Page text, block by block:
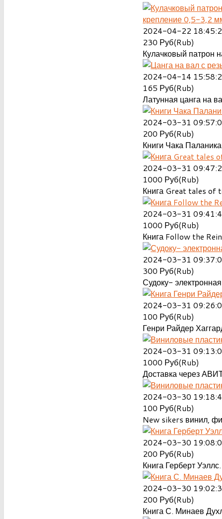
крепление 0,5-3,2
2024-04-22
230 Руб(Rub)
Кулачковый патрон
2024-04-14
165 Руб(Rub)
Латунная цанга на
2024-03-31
200 Руб(Rub)
Книги Чака
2024-03-31
1000 Руб(Rub)
Книга Great tales of
2024-03-31
1000 Руб(Rub)
Книга Follow the
2024-03-31
300 Руб(Rub)
Судоку-
2024-03-31
100 Руб(Rub)
Генри Райдер
2024-03-31
1000 Руб(Rub)
Доставка через
2024-03-30
100 Руб(Rub)
New sikers винил,
2024-03-30
200 Руб(Rub)
Книга Герберт
2024-03-30
200 Руб(Rub)
Книга С. Минаев